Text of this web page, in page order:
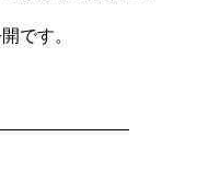
です。